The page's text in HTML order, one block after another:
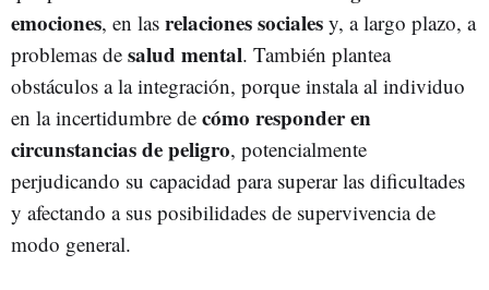
emociones, en las relaciones sociales y, a largo plazo, a
problemas de salud mental. También plantea
obstáculos a la integración, porque instala al individuo
en la incertidumbre de cómo responder en
circunstancias de peligro, potencialmente
perjudicando su capacidad para superar las dificultades
y afectando a sus posibilidades de supervivencia de
modo general.